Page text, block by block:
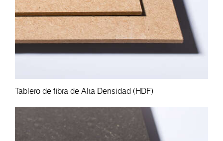
Tablero de fibra de Alta Densidad (HDF)